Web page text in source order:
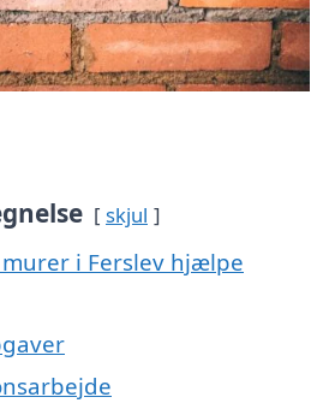
skjul
i Ferslev hjælpe